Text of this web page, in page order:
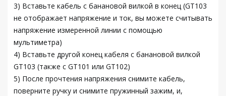
3) Вставьте кабель с банановой вилкой в конец (GT103
не отображает напряжение и ток, вы можете считывать
напряжение измеренной линии с помощью
мультиметра)
4) Вставьте другой конец кабеля с банановой вилкой
GT103 (также с GT101 или GT102)
5) После прочтения напряжения снимите кабель,
поверните ручку и снимите пружинный зажим, и,